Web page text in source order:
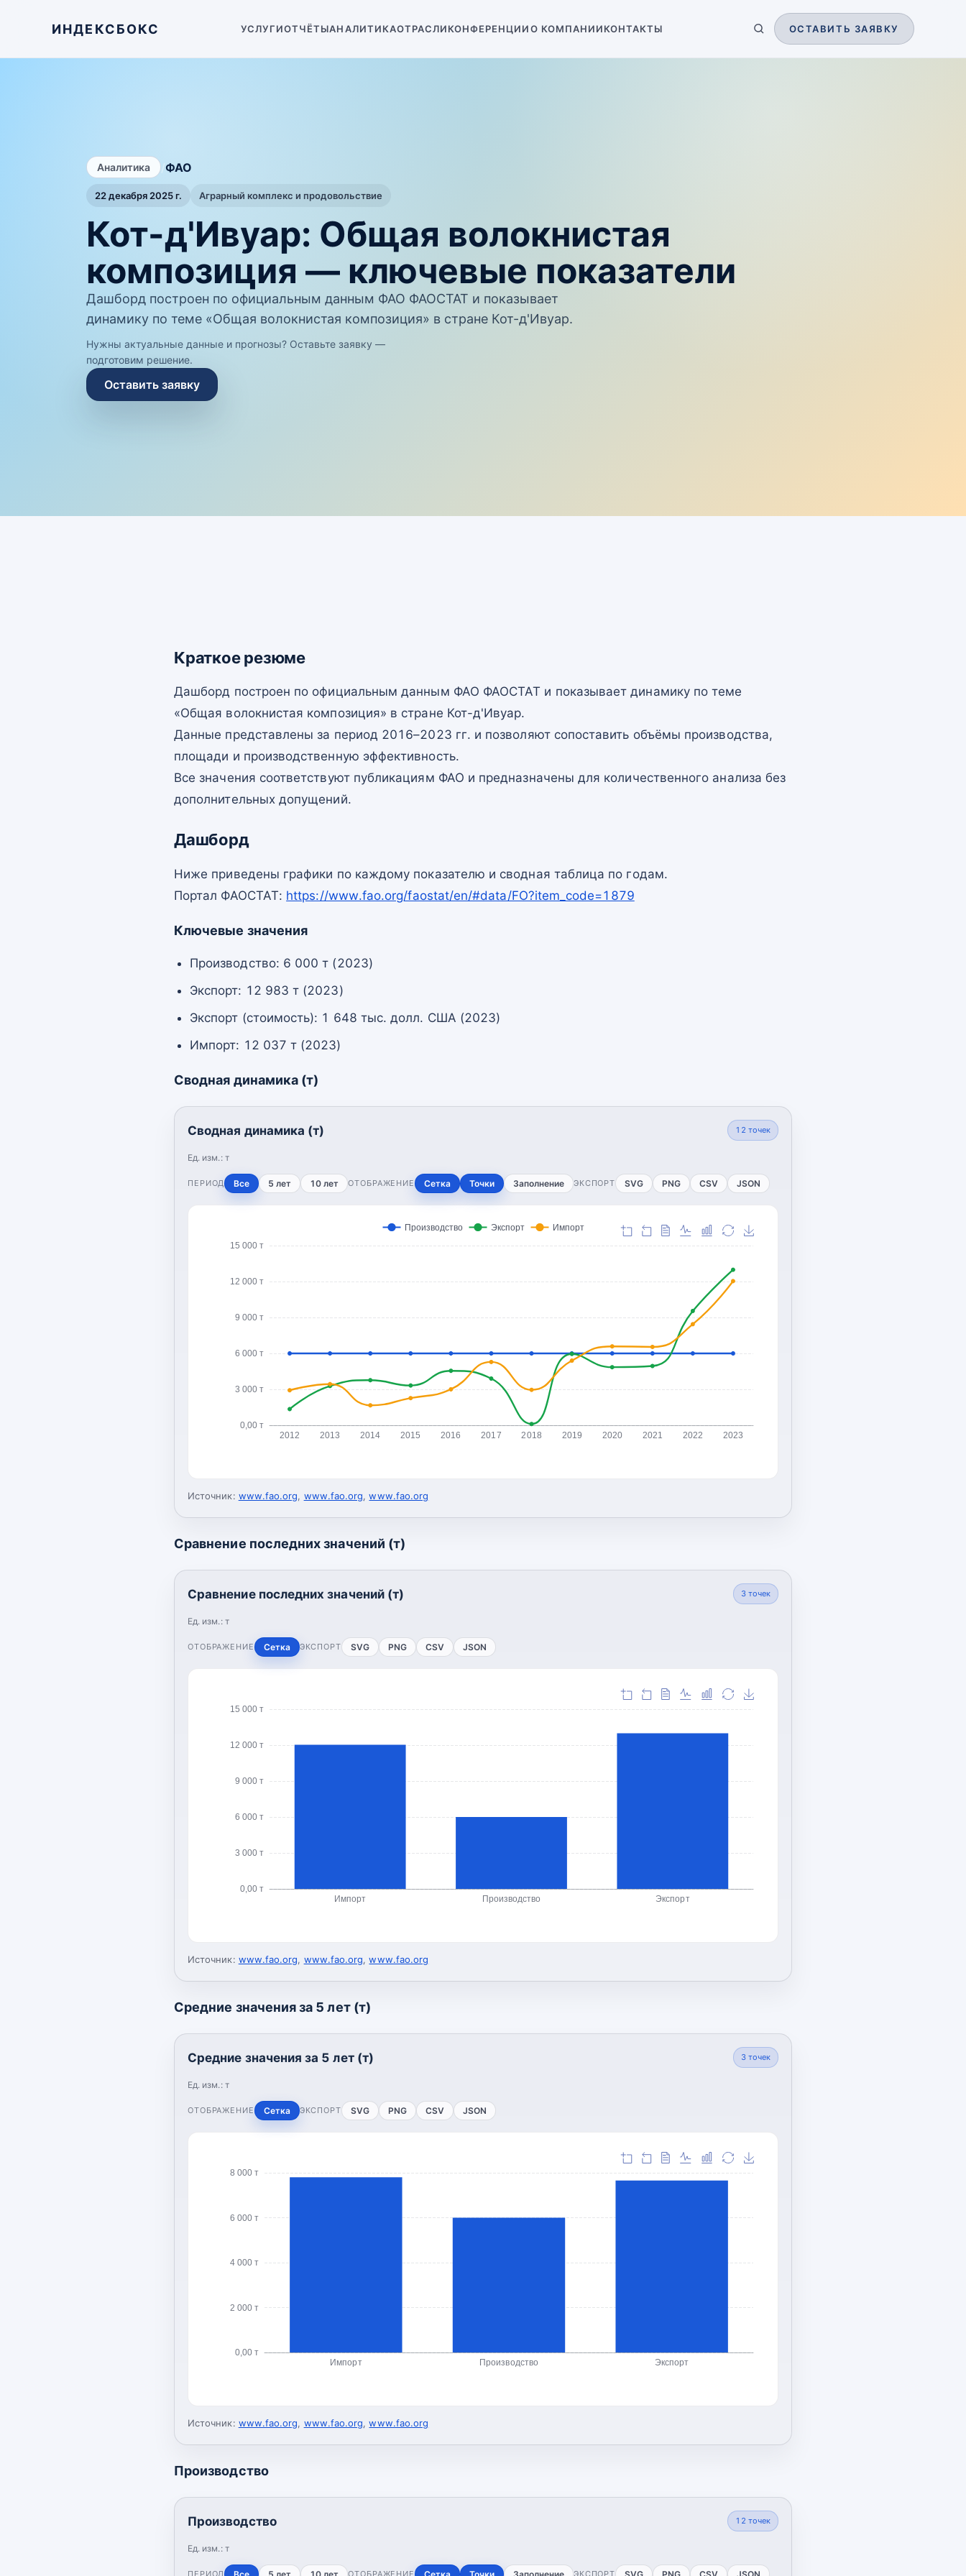
ИНДЕКСБОКС УСЛУГИОТЧЁТЫАНАЛИТИКАОТРАСЛИКОНФЕРЕНЦИИО КОМПАНИИКОНТАКТЫ ОСТАВИТЬ ЗАЯВКУ
Аналитика /ФАО
22 декабря 2025 г. Аграрный комплекс и продовольствие
Кот-д'Ивуар: Общая волокнистая
композиция — ключевые показатели
Дашборд построен по официальным данным ФАО ФАОСТАТ и показывает
динамику по теме «Общая волокнистая композиция» в стране Кот-д'Ивуар.
Нужны актуальные данные и прогнозы? Оставьте заявку —
подготовим решение.
Оставить заявку
Краткое резюме
Дашборд построен по официальным данным ФАО ФАОСТАТ и показывает динамику по теме
«Общая волокнистая композиция» в стране Кот-д'Ивуар.
Данные представлены за период 2016–2023 гг. и позволяют сопоставить объёмы производства,
площади и производственную эффективность.
Все значения соответствуют публикациям ФАО и предназначены для количественного анализа без
дополнительных допущений.
Дашборд
Ниже приведены графики по каждому показателю и сводная таблица по годам.
Портал ФАОСТАТ: https://www.fao.org/faostat/en/#data/FO?item_code=1879
Ключевые значения
Производство: 6 000 т (2023)
Экспорт: 12 983 т (2023)
Экспорт (стоимость): 1 648 тыс. долл. США (2023)
Импорт: 12 037 т (2023)
Сводная динамика (т)
Сводная динамика (т)
Ед. изм.: т
12 точек
ПЕРИОД Все 5 лет 10 лет ОТОБРАЖЕНИЕ Сетка Точки Заполнение ЭКСПОРТ SVG PNG CSV JSON
0,00 т
3 000 т
6 000 т
9 000 т
12 000 т
15 000 т
2012 2013 2014 2015 2016 2017 2018 2019 2020 2021 2022 2023
Производство Экспорт Импорт
Источник: www.fao.org, www.fao.org,www.fao.org
Сравнение последних значений (т)
Сравнение последних значений (т)
Ед. изм.: т
3точек
ОТОБРАЖЕНИЕ Сетка ЭКСПОРТ SVG PNG CSV JSON
0,00 т
3 000 т
6 000 т
9 000 т
12 000 т
15 000 т
Импорт Производство Экспорт
Источник: www.fao.org, www.fao.org,www.fao.org
Средние значения за 5 лет (т)
Средние значения за 5 лет (т)
Ед. изм.: т
3точек
ОТОБРАЖЕНИЕ Сетка ЭКСПОРТ SVG PNG CSV JSON
0,00 т
2 000 т
4 000 т
6 000 т
8 000 т
Импорт Производство Экспорт
Источник: www.fao.org, www.fao.org,www.fao.org
Производство
Производство
Ед. изм.: т
12 точек
ПЕРИОД Все 5 лет 10 лет ОТОБРАЖЕНИЕ Сетка Точки Заполнение ЭКСПОРТ SVG PNG CSV JSON